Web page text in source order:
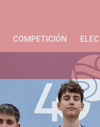
COMPETICIÓN